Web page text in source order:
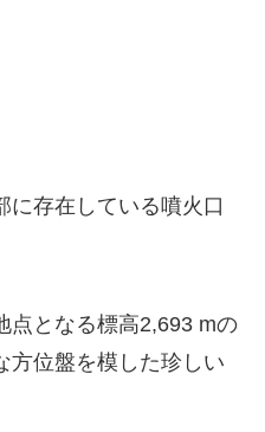
に存在している噴火口
点となる標高2,693 mの
方位盤を模した珍しい